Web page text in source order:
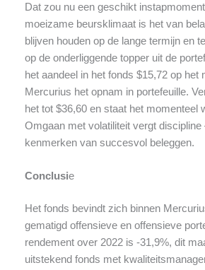
Dat zou nu een geschikt
moeizame beursklimaat is het van
blijven houden op de lange termijn en
op de onderliggende topper uit de
het aandeel in het fonds $15,72 op het
Mercurius het opnam in portefeuille.
het tot $36,60 en staat het momenteel
Omgaan met volatiliteit vergt discipline
kenmerken van succesvol beleggen.
Conclusie
Het fonds bevindt zich binnen
gematigd offensieve en offensieve
rendement over 2022 is -31,9%, dit
uitstekend fonds met